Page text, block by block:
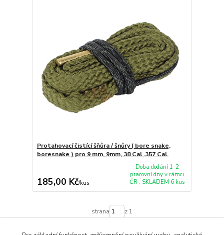
Protahovací čistící šňůra / šnůry ( bore snake,
boresnake ) pro 9 mm, 9mm, 38 Cal .357 Cal.
185,00 Kč/kus
Doba dodání 1-2
pracovní dny v rámci
ČR , SKLADEM 6 kus
strana z 1